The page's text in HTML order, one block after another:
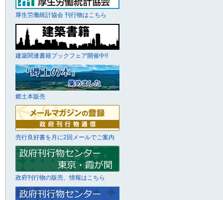
厚生労働統計協会 刊行物はこちら
建築関連書籍ブックフェア開催中!!
郷土本販売
売行良好書を月に2回メールでご案内
政府刊行物の販売、情報はこちら